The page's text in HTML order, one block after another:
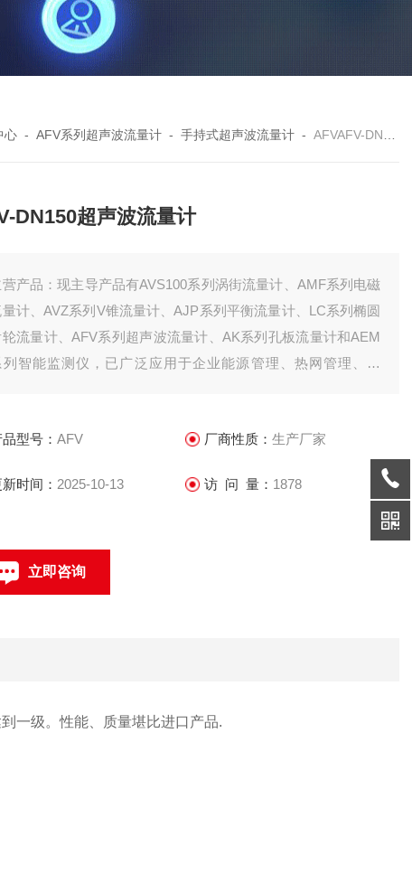
心 -AFV系列超声波流量计 -手持式超声波流量计 -AFVAFV-DN150超声波流量计
DN150超声波流量计
营产品：现主导产品有AVS100系列涡街流量计、AMF系列电磁
计、AVZ系列V锥流量计、AJP系列平衡流量计、LC系列椭圆
流量计、AFV系列超声波流量计、AK系列孔板流量计和AEM
列智能监测仪，已广泛应用于企业能源管理、热网管理、环
品型号：AFV 厂商性质： 生产厂家
时间： 2025-10-13 访 问 量： 1878
立即咨询
一级。性能、质量堪比进口产品.